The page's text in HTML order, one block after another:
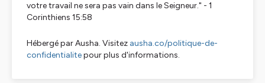
votre travail ne sera pas vain dans le Seigneur." - 1
Corinthiens 15:58
Hébergé par Ausha. Visitez ausha.co/politique-de-
confidentialitepour plus d'informations.